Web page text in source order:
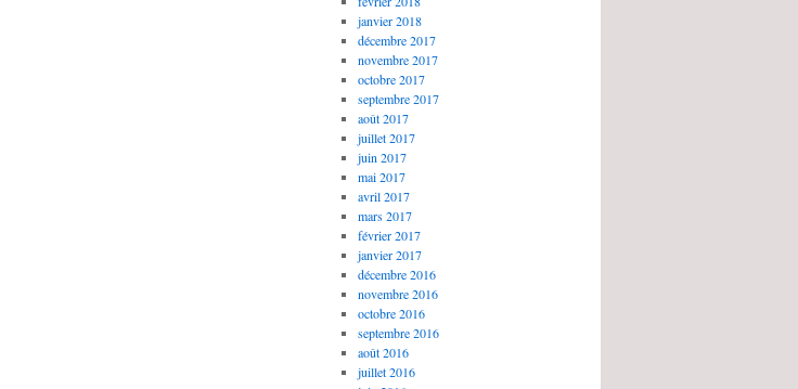
janvier 2018
décembre 2017
novembre 2017
octobre 2017
septembre 2017
août 2017
juillet 2017
juin 2017
mai 2017
avril 2017
mars 2017
février 2017
janvier 2017
décembre 2016
novembre 2016
octobre 2016
septembre 2016
août 2016
juillet 2016